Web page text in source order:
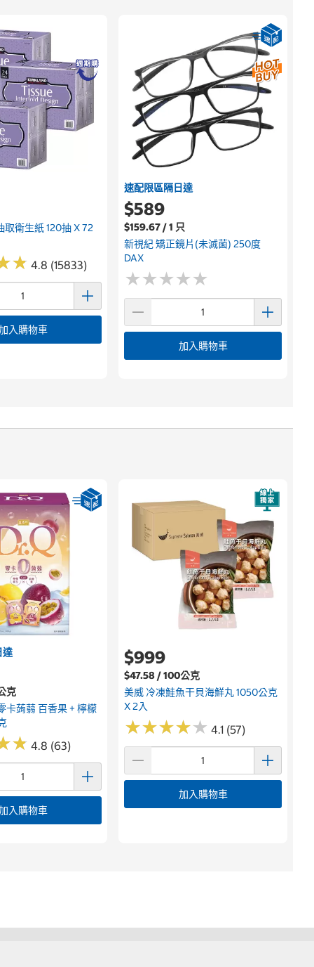
取衛生紙 120抽 X 72
★
★ 4.8 (15833)
入購物車
速配限區隔日達
$589
$159.67 / 1 只
新視紀 矯正鏡片(未滅菌) 250度
DAX
★★★★★
★★★★★
加入購物車
達
克
卡蒟蒻 百香果 + 檸檬
★
★ 4.8 (63)
入購物車
$999
$47.58 / 100公克
美威 冷凍鮭魚干貝海鮮丸 1050公克
X 2入
★★★★★
★★★★★ 4.1 (57)
加入購物車